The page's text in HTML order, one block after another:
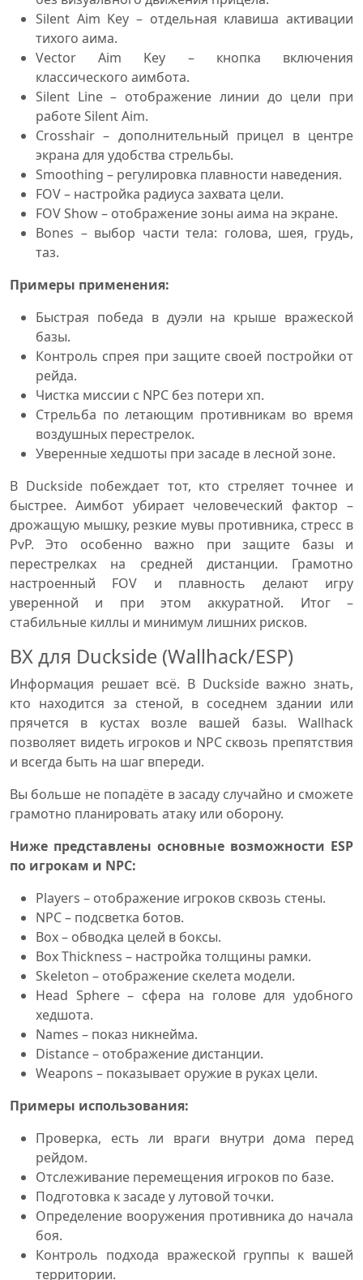
Silent Aim Key – отдельная клавиша активации
тихого аима.
Vector Aim Key – кнопка включения
классического аимбота.
Silent Line – отображение линии до цели при
работе Silent Aim.
Crosshair – дополнительный прицел в центре
экрана для удобства стрельбы.
Smoothing – регулировка плавности наведения.
FOV – настройка радиуса захвата цели.
FOV Show – отображение зоны аима на экране.
Bones – выбор части тела: голова, шея, грудь,
таз.
Примеры применения:
Быстрая победа в дуэли на крыше вражеской
базы.
Контроль спрея при защите своей постройки от
рейда.
Чистка миссии с NPC без потери хп.
Стрельба по летающим противникам во время
воздушных перестрелок.
Уверенные хедшоты при засаде в лесной зоне.
В Duckside побеждает тот, кто стреляет точнее и
быстрее. Аимбот убирает человеческий фактор –
дрожащую мышку, резкие мувы противника, стресс в
PvP. Это особенно важно при защите базы и
перестрелках на средней дистанции. Грамотно
настроенный FOV и плавность делают игру
уверенной и при этом аккуратной. Итог –
стабильные киллы и минимум лишних рисков.
ВХ для Duckside (Wallhack/ESP)
Информация решает всё. В Duckside важно знать,
кто находится за стеной, в соседнем здании или
прячется в кустах возле вашей базы. Wallhack
позволяет видеть игроков и NPC сквозь препятствия
и всегда быть на шаг впереди.
Вы больше не попадёте в засаду случайно и сможете
грамотно планировать атаку или оборону.
Ниже представлены основные возможности ESP
по игрокам и NPC:
Players – отображение игроков сквозь стены.
NPC – подсветка ботов.
Box – обводка целей в боксы.
Box Thickness – настройка толщины рамки.
Skeleton – отображение скелета модели.
Head Sphere – сфера на голове для удобного
хедшота.
Names – показ никнейма.
Distance – отображение дистанции.
Weapons – показывает оружие в руках цели.
Примеры использования:
Проверка, есть ли враги внутри дома перед
рейдом.
Отслеживание перемещения игроков по базе.
Подготовка к засаде у лутовой точки.
Определение вооружения противника до начала
боя.
Контроль подхода вражеской группы к вашей
территории.